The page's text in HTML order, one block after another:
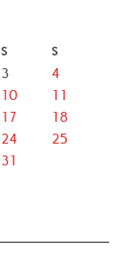
S S
3
4
10
11
17
18
24
25
31